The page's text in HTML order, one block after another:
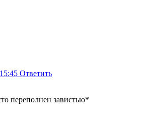
Ответить
переполнен завистью*